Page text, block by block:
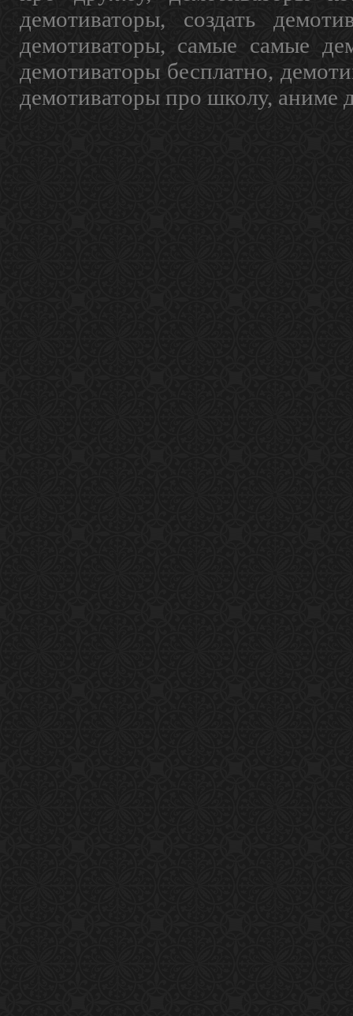
демотиваторы, создать
демотиваторы, самые самые
демотиваторы бесплатно,
демотиваторы про школу, аниме